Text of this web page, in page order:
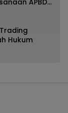
APBD
Hukum